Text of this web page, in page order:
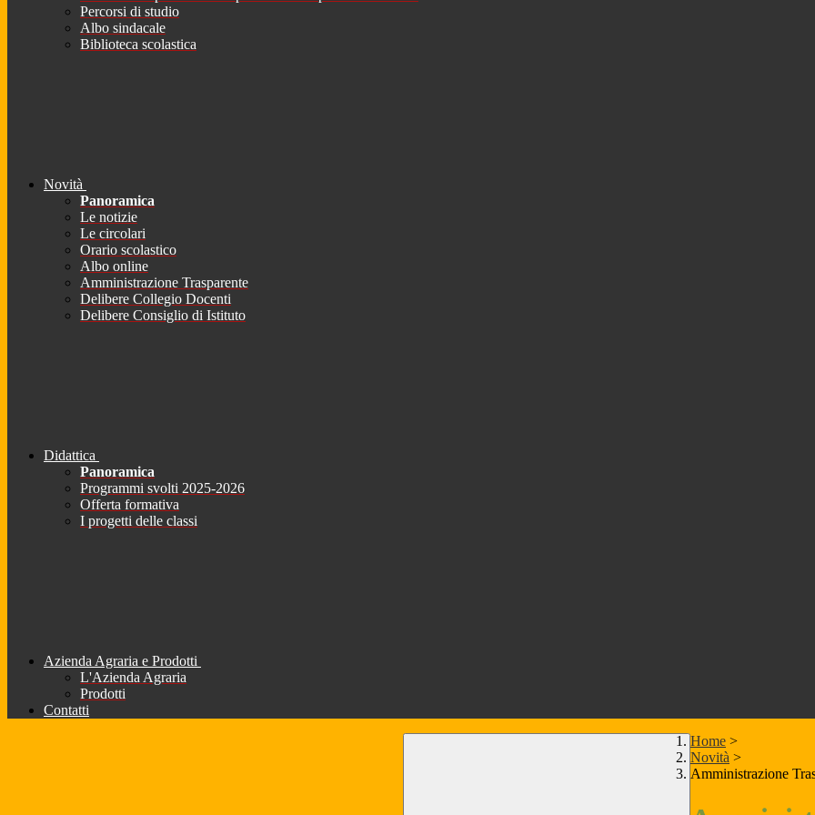
Percorsi di studio
Albo sindacale
Biblioteca scolastica
Novità
Panoramica
Le notizie
Le circolari
Orario scolastico
Albo online
Amministrazione Trasparente
Delibere Collegio Docenti
Delibere Consiglio di Istituto
Didattica
Panoramica
Programmi svolti 2025-2026
Offerta formativa
I progetti delle classi
Azienda Agraria e Prodotti
L'Azienda Agraria
Prodotti
Contatti
Home >
Novità >
Amministrazione